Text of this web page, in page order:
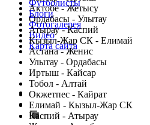
Актобе - Жетысу
Ордабасы - Улытау
Атырау - Каспий
Кызыл-Жар СК - Елимай
Астана - Женис
Улытау - Ордабасы
Иртыш - Кайсар
Тобол - Алтай
Окжетпес - Кайрат
Елимай - Кызыл-Жар СК
Каспий - Атырау
Футболисты
Блоги
Фотогалерея
Видео
Карта сайта
Есть идея?
Сообщить о мероприятии
Перейти на старый сайт